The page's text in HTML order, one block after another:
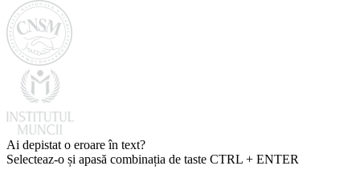
Ai depistat o eroare în text?
Selecteaz-o și apasă combinația de taste CTRL + ENTER